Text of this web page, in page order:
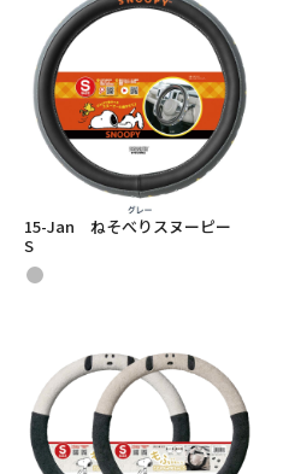
15-Jan ねそべりスヌーピー
S